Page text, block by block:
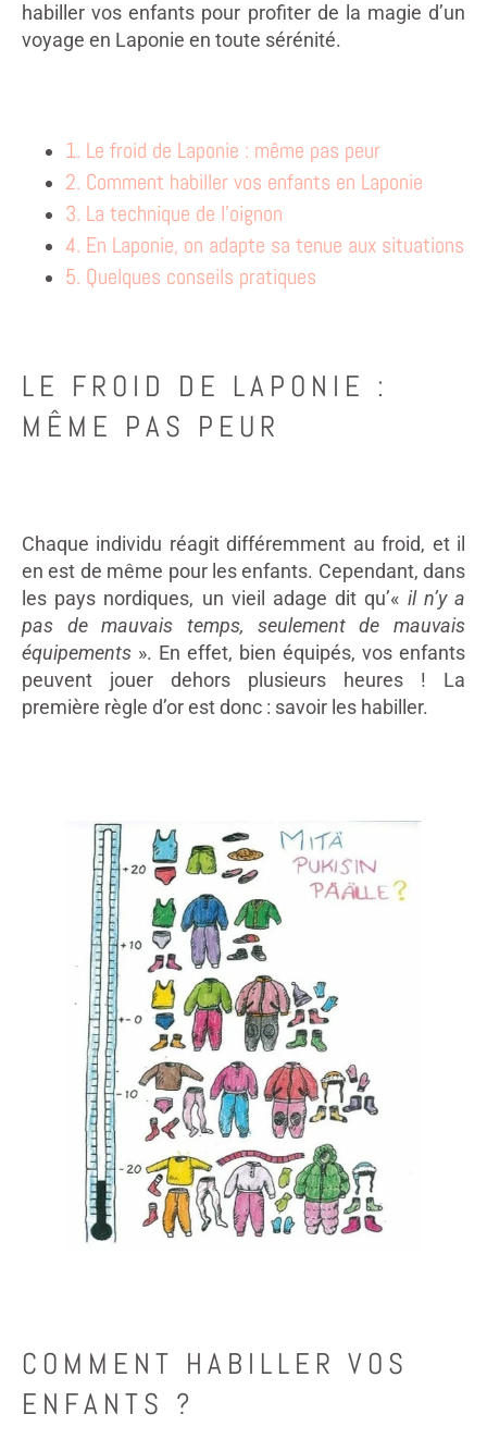
habiller vos enfants pour profiter de la magie d’un
voyage en Laponie en toute sérénité.
1. Le froid de Laponie : même pas peur
2. Comment habiller vos enfants en Laponie
3. La technique de l’oignon
4. En Laponie, on adapte sa tenue aux situations
5. Quelques conseils pratiques
LE FROID DE LAPONIE :
MÊME PAS PEUR
Chaque individu réagit différemment au froid, et il
en est de même pour les enfants. Cependant, dans
les pays nordiques, un vieil adage dit qu’« il n’y a
pas de mauvais temps, seulement de mauvais
équipements ». En effet, bien équipés, vos enfants
peuvent jouer dehors plusieurs heures ! La
première règle d’or est donc : savoir les habiller.
COMMENT HABILLER VOS
ENFANTS ?